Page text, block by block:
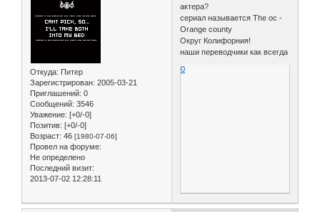
Откуда: Питер
Зарегистрирован: 2005-03-21
Приглашений: 0
Сообщений: 3546
Уважение: [+0/-0]
Позитив: [+0/-0]
Возраст: 46 [1980-07-06]
Провел на форуме:
Не определено
Последний визит:
2013-07-02 12:28:11
актера?
сериал называется The oc -
Orange county
Округ Колифорния!
наши переводчики как всегда
0